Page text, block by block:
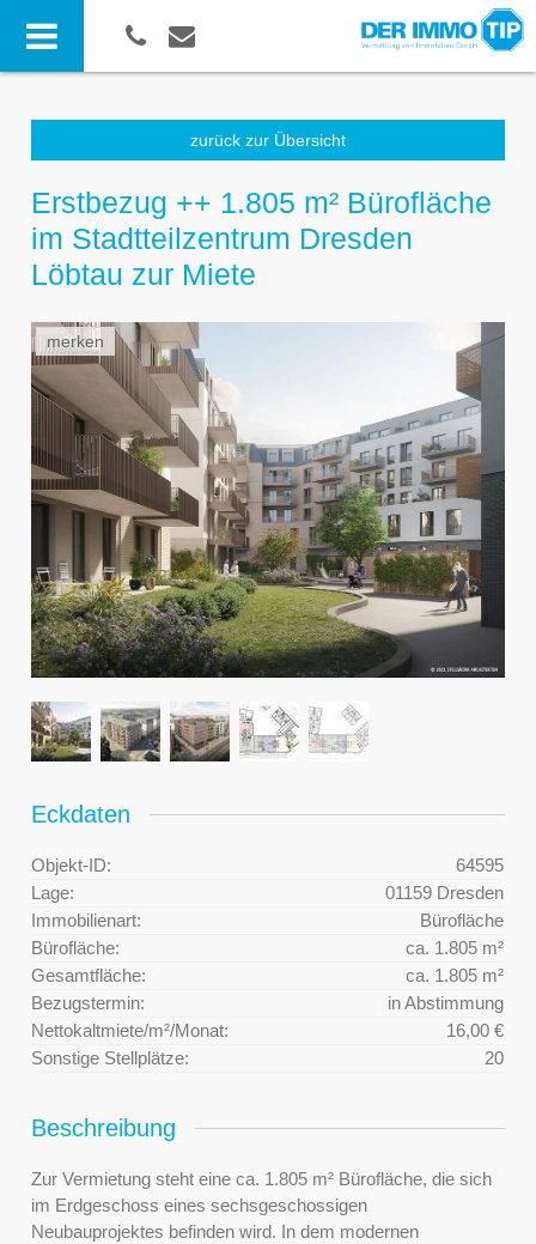
zurück zur Übersicht
Erstbezug ++ 1.805 m² Bürofläche
im Stadtteilzentrum Dresden
Löbtau zur Miete
merken
Eckdaten
Objekt-ID:
64595
Lage:
01159 Dresden
Immobilienart:
Bürofläche
Bürofläche:
ca. 1.805 m²
Gesamtfläche:
ca. 1.805 m²
Bezugstermin:
in Abstimmung
Nettokaltmiete/m²/Monat:
16,00 €
Sonstige Stellplätze:
20
Beschreibung
Zur Vermietung steht eine ca. 1.805 m² Bürofläche, die sich
im Erdgeschoss eines sechsgeschossigen
Neubauprojektes befinden wird. In dem modernen